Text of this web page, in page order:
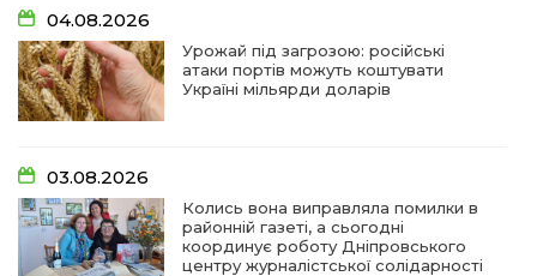
04.08.2026
Урожай під загрозою: російські
атаки портів можуть коштувати
Україні мільярди доларів
03.08.2026
Колись вона виправляла помилки в
районній газеті, а сьогодні
координує роботу Дніпровського
центру журналістської солідарності